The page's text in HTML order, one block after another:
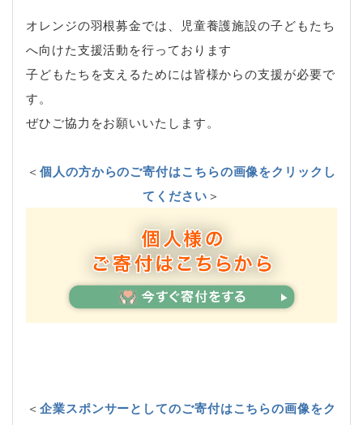
オレンジの羽根募金では、児童養護施設の子どもたち
へ向けた支援活動を行っております
子どもたちを支えるためには皆様からの支援が必要で
す。
ぜひご協力をお願いいたします。
＜個人の方からのご寄付はこちらの画像をクリックし
てください＞
＜企業スポンサーとしてのご寄付はこちらの画像をク